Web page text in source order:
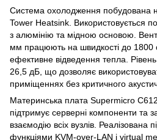
Система охолодження побудована
Tower Heatsink. Використовується
з алюмінію та мідною основою.
мм працюють на швидкості до 1800
ефективне відведення тепла.
26,5 дБ, що дозволяє
приміщеннях без критичного
Материнська плата Supermicro
підтримує серверні компоненти та
взаємодію всіх вузлів. Реалізована
функціями KVM-over-LAN і virtual